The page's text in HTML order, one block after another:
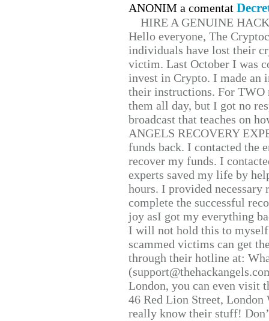
ANONIM a comentat
HIRE A GENUINE
Hello everyone, The
individuals have lost their
victim. Last October I was
invest in Crypto. I made
their instructions. For TWO
them all day, but I got no
broadcast that teaches on
ANGELS RECOVERY
funds back. I contacted the
recover my funds. I
experts saved my life by
hours. I provided
complete the successful
joy asI got my everything
I will not hold this to
scammed victims can get
through their hotline at:
London, you can even visit
46 Red Lion Street, London
really know their stuff!